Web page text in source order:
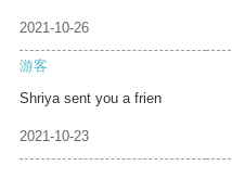
2021-10-26
游客
Shriya sent you a frien
2021-10-23